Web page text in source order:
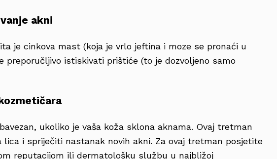
akni
je cinkova mast (koja je vrlo jeftina i moze se pronaći u
preporučljivo istiskivati prištiće (to je dozvoljeno samo
ukoliko je vaša koža sklona aknama. Ovaj tretman
lica i spriječiti nastanak novih akni. Za ovaj tretman posjetite
reputacijom ili dermatološku službu u najbližoj